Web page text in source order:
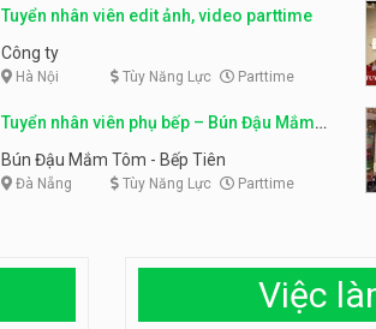
Tuyển nhân viên edit ảnh, video parttime
Công ty
Hà Nội Tùy Năng Lực Parttime
Tuyển nhân viên phụ bếp – Bún Đậu Mắm
Tôm – Bếp Tiên
Bún Đậu Mắm Tôm - Bếp Tiên
Đà Nẵng Tùy Năng Lực Parttime
Việc